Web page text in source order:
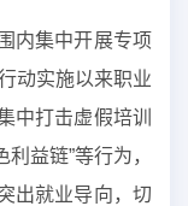
集中开展专项
动实施以来职业
中打击虚假培训
益链”等行为，
出就业导向，切